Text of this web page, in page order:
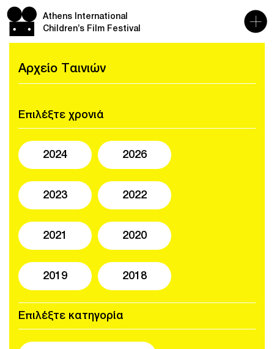
Athens International
Children’s Film Festival
Αρχείο Ταινιών
Επιλέξτε χρονιά
2024 2026
2023 2022
2021 2020
2019 2018
Επιλέξτε κατηγορία